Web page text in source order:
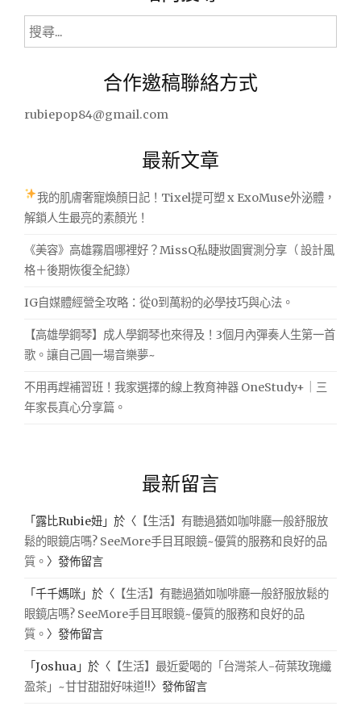
搜
尋
合作邀稿聯絡方式
rubiepop84@gmail.com
最新文章
我的肌膚奢寵煥顏日記！Tixel提可塑 x ExoMuse外泌體，
解鎖人生最亮的素顏光！
《美容》高雄霧眉哪裡好？MissQ私睫妝園實測分享（ 設計風
格＋後期恢復全紀錄）
IG自媒體經營全攻略：從0到萬粉的必學技巧與心法。
【高雄學鋼琴】成人學鋼琴也來得及！3個月內彈奏人生第一首
歌。讓自己圓一場音樂夢~
不用再趕補習班！我家選擇的線上教育神器 OneStudy+｜三
年家長真心分享篇。
最新留言
「 露比Rubie妞 」於〈 【生活】有聽過猶如咖啡廳一般舒服放
鬆的眼鏡店嗎? SeeMore手目耳眼鏡~優質的服務和良好的品
質。 〉發佈留言
「千千媽咪 」於〈 【生活】有聽過猶如咖啡廳一般舒服放鬆的
眼鏡店嗎? SeeMore手目耳眼鏡~優質的服務和良好的品
質。 〉發佈留言
「Joshua 」於〈 【生活】最近愛喝的「台灣茶人-荷葉玫瑰纖
盈茶」~甘甘甜甜好味道!!〉發佈留言